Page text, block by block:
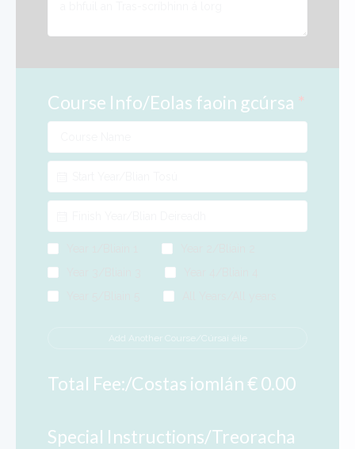
Course Info/Eolas faoin gcúrsa *
Add Another Course/Cúrsaí éile
Total Fee:/Costas iomlán € 0.00
Special Instructions/Treoracha